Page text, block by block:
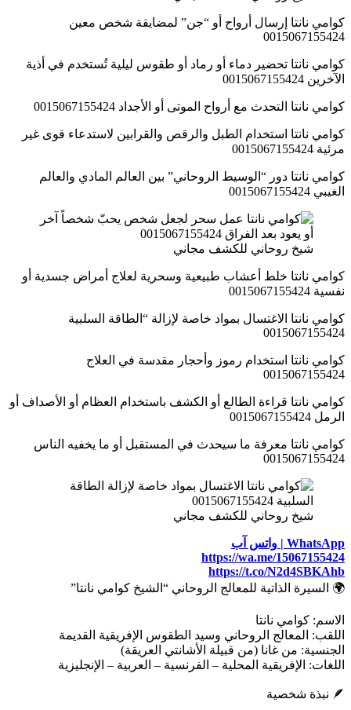
كوامي نانتا إرسال أرواح أو “جن” لمضايقة شخص معين
0015067155424
كوامي نانتا تحضير دماء أو رماد أو طقوس ليلية تُستخدم في أذية
الآخرين 0015067155424
كوامي نانتا التحدث مع أرواح الموتى أو الأجداد 0015067155424
كوامي نانتا استخدام الطبل والرقص والقرابين لاستدعاء قوى غير
مرئية 0015067155424
كوامي نانتا دور “الوسيط الروحاني” بين العالم المادي والعالم
الغيبي 0015067155424
شيخ روحاني للكشف مجاني
كوامي نانتا خلط أعشاب طبيعية وسحرية لعلاج أمراض جسدية أو
نفسية 0015067155424
كوامي نانتا الاغتسال بمواد خاصة لإزالة “الطاقة السلبية
0015067155424
كوامي نانتا استخدام رموز وأحجار مقدسة في العلاج
0015067155424
كوامي نانتا قراءة الطالع أو الكشف باستخدام العظام أو الأصداف أو
الرمل 0015067155424
كوامي نانتا معرفة ما سيحدث في المستقبل أو ما يخفيه الناس
0015067155424
شيخ روحاني للكشف مجاني
WhatsApp | واتس آب
https://wa.me/15067155424
https://t.co/N2d4SBKAhb
🌍 السيرة الذاتية للمعالج الروحاني “الشيخ كوامي نانتا”
الاسم: كوامي نانتا
اللقب: المعالج الروحاني وسيد الطقوس الإفريقية القديمة
الجنسية: من غانا (من قبيلة الأشانتي العريقة)
اللغات: الإفريقية المحلية – الفرنسية – العربية – الإنجليزية
🪶 نبذة شخصية